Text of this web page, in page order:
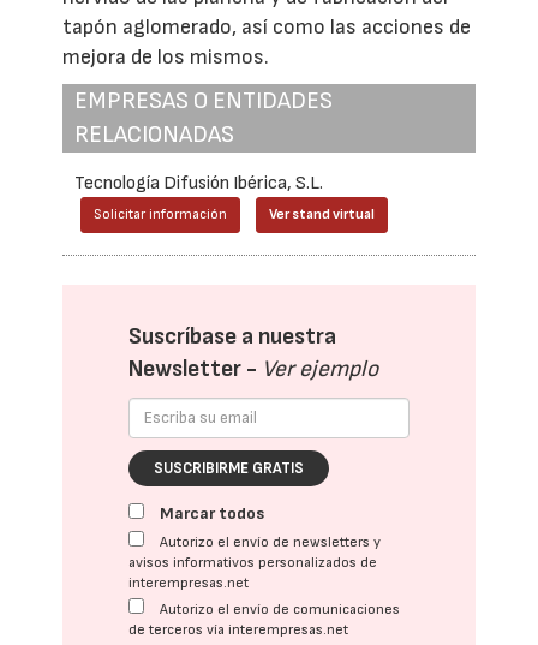
tapón aglomerado, así como las acciones de
mejora de los mismos.
EMPRESAS O ENTIDADES
RELACIONADAS
Tecnología Difusión Ibérica, S.L.
Solicitar información Ver stand virtual
Suscríbase a nuestra
Newsletter - Ver ejemplo
SUSCRIBIRME GRATIS
Marcar todos
Autorizo el envío de newsletters y
avisos informativos personalizados de
interempresas.net
Autorizo el envío de comunicaciones
de terceros vía interempresas.net